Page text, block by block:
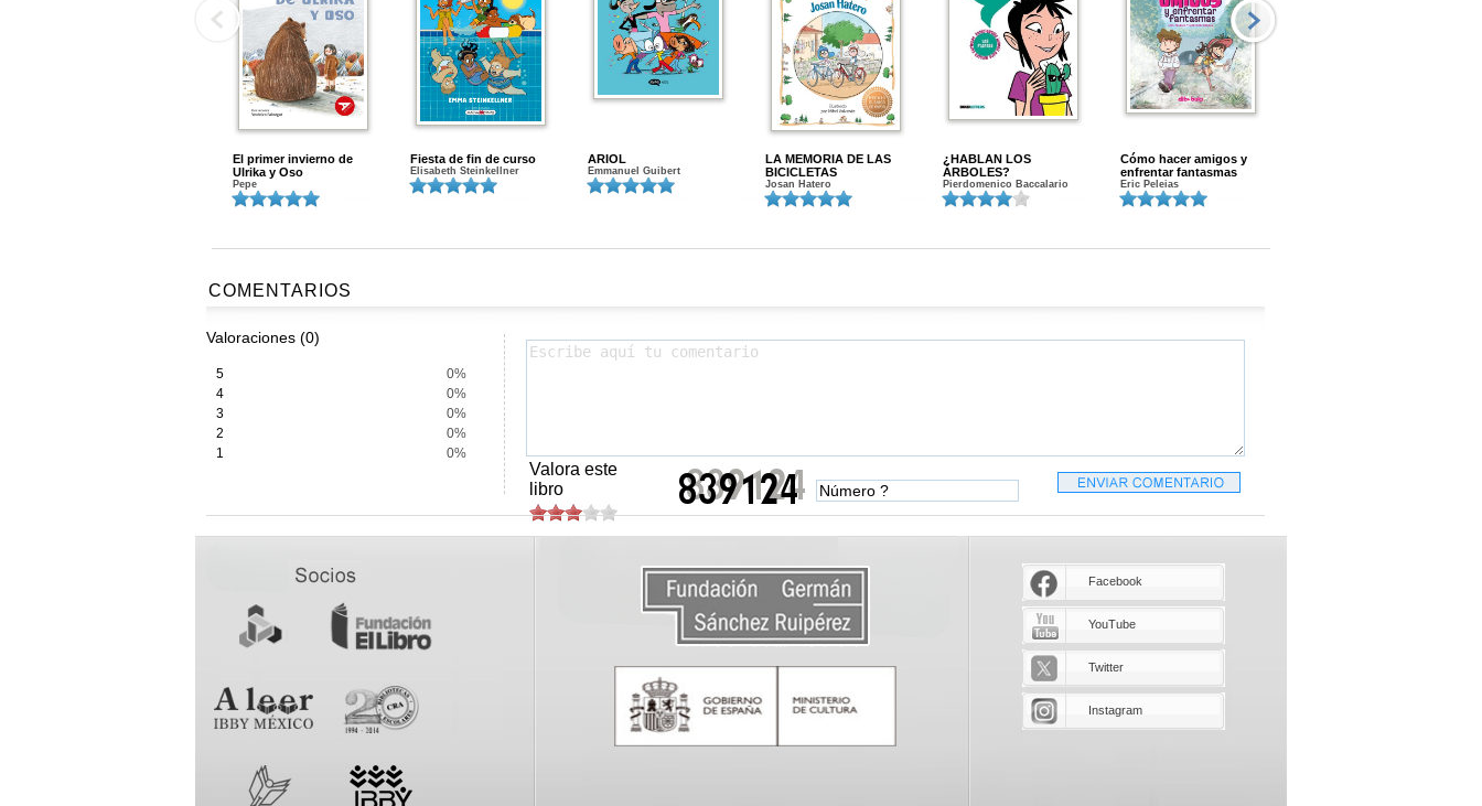
El primer invierno de
Ulrika y Oso
Pepe
Fiesta de fin de curso
Elisabeth Steinkellner
ARIOL
Emmanuel Guibert
LA MEMORIA DE LAS
BICICLETAS
Josan Hatero
¿HABLAN LOS
ÁRBOLES?
Pierdomenico Baccalario
Cómo hacer amigos y
enfrentar fantasmas
Eric Peleias
COMENTARIOS
Valoraciones (0)
5
0%
4
0%
3
0%
2
0%
1
0%
Valora este
libro
Facebook
YouTube
Twitter
Instagram